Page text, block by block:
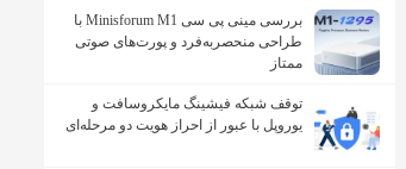
بررسی مینی پی ‌سی Minisforum M1 با
طراحی منحصربه‌فرد و پورت‌های صوتی
ممتاز
توقف شبکه فیشینگ مایکروسافت و
یوروپل با عبور از احراز هویت دو مرحله‌ای